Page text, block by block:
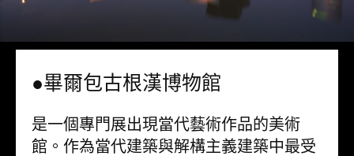
●畢爾包古根漢博物館
是一個專門展出現當代藝術作品的美術
館。作為當代建築與解構主義建築中最受